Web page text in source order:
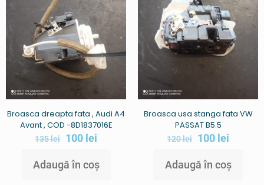
Broasca dreapta fata , Audi A4
Avant , COD -8D1837016E
135lei 100 lei
Adaugă în coș
Broasca usa stanga fata VW
PASSAT B5.5
120lei 100 lei
Adaugă în coș